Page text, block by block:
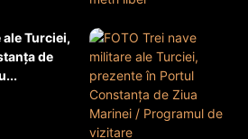
ale Turciei,
de